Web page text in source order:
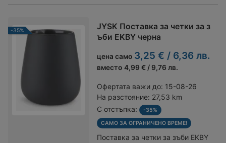
-35%
JYSK Поставка за четки за з
ъби EKBY черна
цена само 3,25 € / 6,36 лв.
вместо 4,99 € / 9,76 лв.
Офертата важи до: 15-08-26
На разстояние: 27,53 km
С отстъпка:
-35%
САМО ЗА ОГРАНИЧЕНО ВРЕМЕ!
Поставка за четки за зъби EKBY